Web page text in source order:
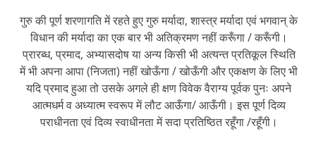
गुरु की पूर्ण शरणागति में रहते हुए गुरु मर्यादा, शास्त्र मर्यादा एवं भगवान् के
विधान की मर्यादा का एक बार भी अतिक्रमण नहीं करूँगा / करूँगी।
प्रारब्ध, प्रमाद, अभ्यासदोष या अन्य किसी भी अत्यन्त प्रतिकूल स्थिति
में भी अपना आपा (निजता) नहीं खोऊँगा / खोऊँगी और एकक्षण के लिए भी
यदि प्रमाद हुआ तो उसके अगले ही क्षण विवेक वैराग्य पूर्वक पुनः अपने
आत्मधर्म व अध्यात्म स्वरूप में लौट आऊँगा/ आऊँगी। इस पूर्ण दिव्य
पराधीनता एवं दिव्य स्वाधीनता में सदा प्रतिष्ठित रहूँगा /रहूँगी।